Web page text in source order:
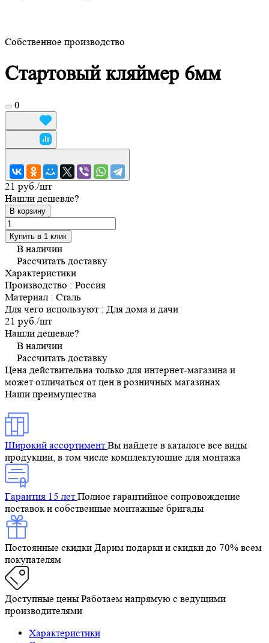
Собственное производство
Стартовый кляймер 6мм
0
21 руб./шт
Нашли дешевле?
В корзину
Купить в 1 клик
В наличии
Рассчитать доставку
Характеристики
Производство : Россия
Материал : Сталь
Для чего используют : Для дома и дачи
21 руб./шт
Нашли дешевле?
В наличии
Рассчитать доставку
Цена действительна только для интернет-магазина и
может отличаться от цен в розничных магазинах
Наши преимущества
Широкий ассортиментВы найдете в каталоге все виды
продукции, в том числе комплектующие для монтажа
Гарантия 15 летПолное гарантийное сопровождение
поставок и собственные монтажные бригады
Постоянные скидки Дарим подарки и скидки до 70% всем
покупателям
Доступные цены Работаем напрямую с ведущими
производителями
Характеристики